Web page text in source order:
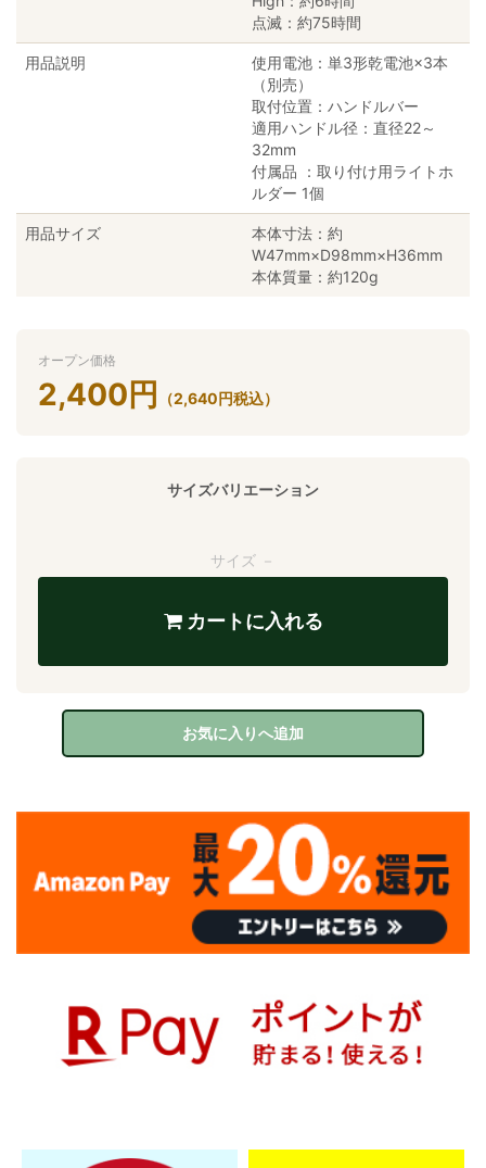
点滅：約75時間
用品説明
使用電池：単3形乾電池×3本
（別売）
取付位置：ハンドルバー
適用ハンドル径：直径22～
32mm
付属品 ：取り付け用ライトホ
ルダー 1個
用品サイズ
本体寸法：約
W47mm×D98mm×H36mm
本体質量：約120g
オープン価格
2,400 円 （2,640円税込）
サイズバリエーション
サイズ －
カートに入れる
お気に入りへ追加